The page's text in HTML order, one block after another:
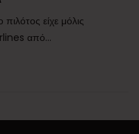
είχε μόλις
από...